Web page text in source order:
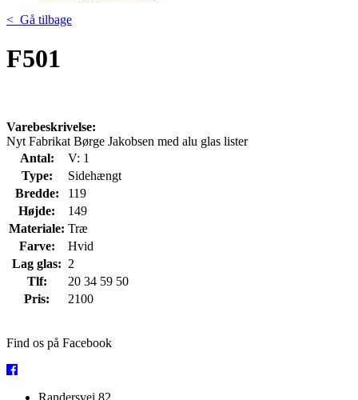
< Gå tilbage
F501
Varebeskrivelse:
Nyt Fabrikat Børge Jakobsen med alu glas lister
Antal:
V: 1
Type:
Sidehængt
Bredde:
119
Højde:
149
Materiale: Træ
Farve:
Hvid
Lag glas: 2
Tlf:
20 34 59 50
Pris:
2100
Find os på Facebook
Randersvej 82